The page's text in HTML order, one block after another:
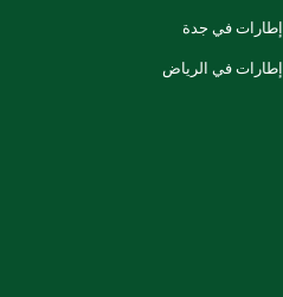
إطارات في جدة
إطارات في الرياض